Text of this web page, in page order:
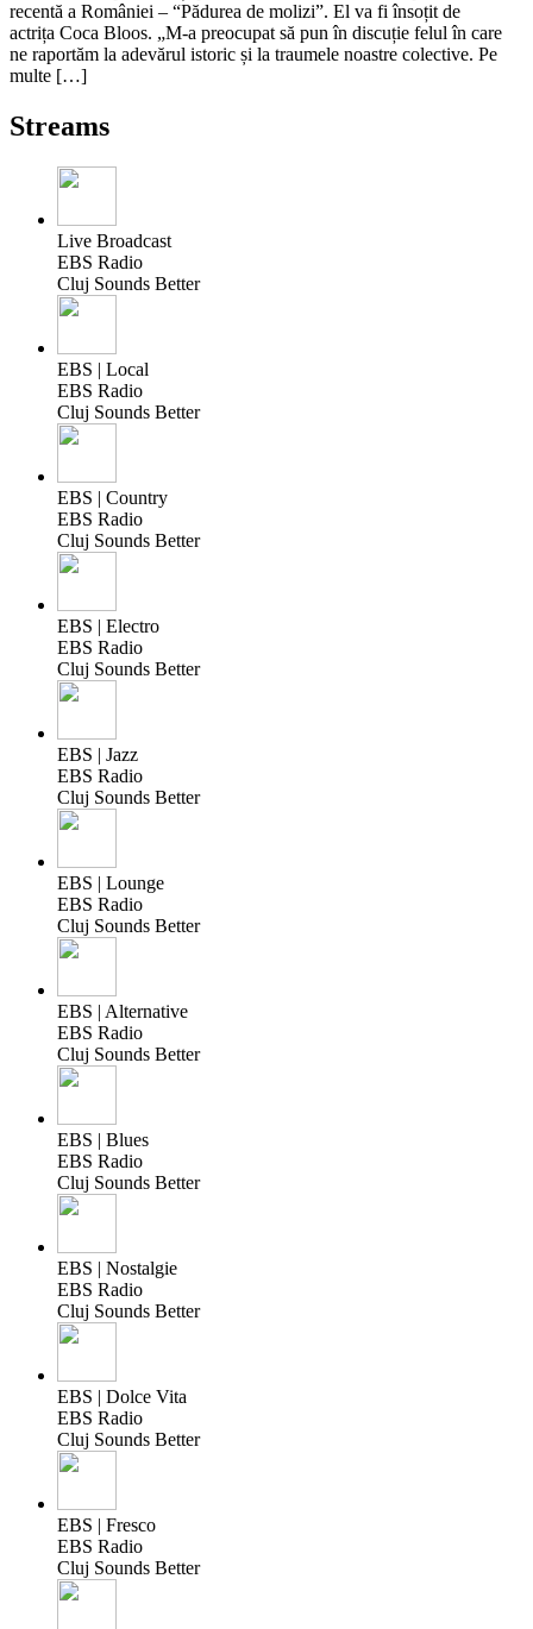
recentă a României – “Pădurea de molizi”. El va fi însoțit de
actrița Coca Bloos. „M-a preocupat să pun în discuție felul în care
ne raportăm la adevărul istoric și la traumele noastre colective. Pe
multe […]
Streams
Live Broadcast
EBS Radio
Cluj Sounds Better
EBS | Local
EBS Radio
Cluj Sounds Better
EBS | Country
EBS Radio
Cluj Sounds Better
EBS | Electro
EBS Radio
Cluj Sounds Better
EBS | Jazz
EBS Radio
Cluj Sounds Better
EBS | Lounge
EBS Radio
Cluj Sounds Better
EBS | Alternative
EBS Radio
Cluj Sounds Better
EBS | Blues
EBS Radio
Cluj Sounds Better
EBS | Nostalgie
EBS Radio
Cluj Sounds Better
EBS | Dolce Vita
EBS Radio
Cluj Sounds Better
EBS | Fresco
EBS Radio
Cluj Sounds Better